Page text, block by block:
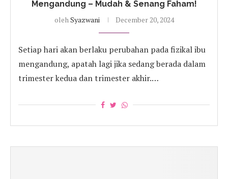
Mengandung – Mudah & Senang Faham!
oleh Syazwani December 20, 2024
Setiap hari akan berlaku perubahan pada fizikal ibu
mengandung, apatah lagi jika sedang berada dalam
trimester kedua dan trimester akhir.…